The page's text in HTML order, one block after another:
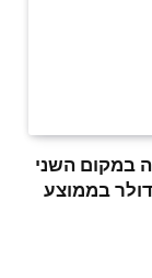
במקום השני
על בתים: 627 אלף דולר בממוצע